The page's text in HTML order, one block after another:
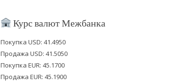
i
t
e
c
b
o
u
u
b
Курс валют Межбанка
Покупка USD: 41.4950
Продажа USD: 41.5050
Покупка EUR: 45.1700
Продажа EUR: 45.1900